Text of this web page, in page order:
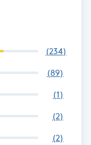
(234)
(89)
(1)
(2)
(2)